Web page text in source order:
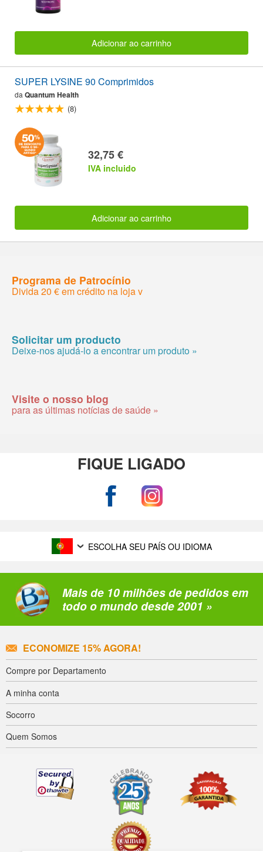
Adicionar ao carrinho
SUPER LYSINE 90 Comprimidos
daQuantum Health
(8)
32,75 €
IVA incluido
Adicionar ao carrinho
Programa de Patrocínio
Divida 20 € em crédito na loja v
Solicitar um producto
Deixe-nos ajudá-lo a encontrar um produto »
Visite o nosso blog
para as últimas notícias de saúde »
FIQUE LIGADO
ESCOLHA SEU PAÍS OU IDIOMA
Mais de 10 milhões de pedidos em
todo o mundo desde 2001 »
ECONOMIZE 15% AGORA!
Compre por Departamento
A minha conta
Socorro
Quem Somos